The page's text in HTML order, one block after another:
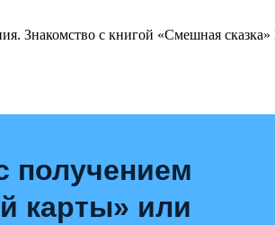
Знакомство с книгой «Смешная
получением
карты» или